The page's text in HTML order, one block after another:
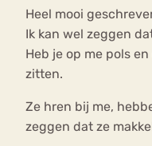
Heel mooi
Ik kan wel zeggen
Heb je op me pols
zitten.
Ze hren bij me,
zeggen dat ze